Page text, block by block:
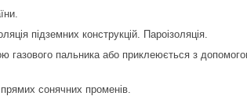
підземних конструкцій. Пароізоляція.
газового пальника або приклеюється з
сонячних променів.